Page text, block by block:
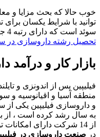
خوب حالا که بحث مزایا و
توانید با شرایط یکسان
سوئد است که دارای رتبه 4 جهانی در این رشته است ؛ مقاله
تحصیل رشته داروسازی در
بازار کار و درآمد
فیلیپین پس از اندونزی و
منطقه آسیا و اقیانوسیه و
و داروسازی فیلیپین یکی
از 14 شرکت دارای
در صنعت داروسازی در